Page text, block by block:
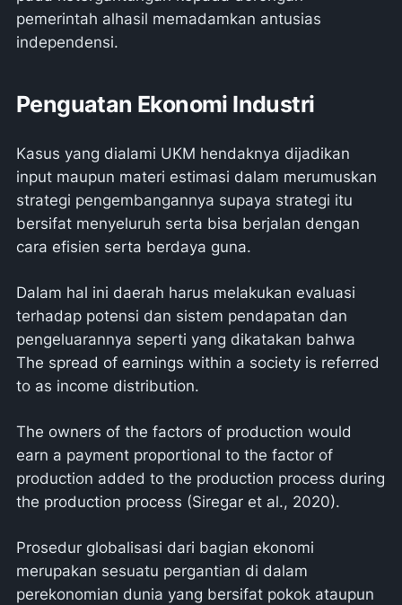
pemerintah alhasil memadamkan antusias
independensi.
Penguatan Ekonomi Industri
Kasus yang dialami UKM hendaknya dijadikan
input maupun materi estimasi dalam merumuskan
strategi pengembangannya supaya strategi itu
bersifat menyeluruh serta bisa berjalan dengan
cara efisien serta berdaya guna.
Dalam hal ini daerah harus melakukan evaluasi
terhadap potensi dan sistem pendapatan dan
pengeluarannya seperti yang dikatakan bahwa
The spread of earnings within a society is referred
to as income distribution.
The owners of the factors of production would
earn a payment proportional to the factor of
production added to the production process during
the production process (Siregar et al., 2020).
Prosedur globalisasi dari bagian ekonomi
merupakan sesuatu pergantian di dalam
perekonomian dunia yang bersifat pokok ataupun